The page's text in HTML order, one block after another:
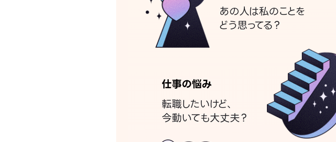
あの人は私のことを
どう思ってる？
仕事の悩み
転職したいけど、
今動いても大丈夫？